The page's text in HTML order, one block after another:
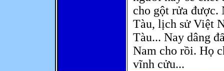
cho gột rửa được.
Tàu, lịch sử Việt
Tàu... Nay dâng
Nam cho rồi. Họ
vĩnh cửu...